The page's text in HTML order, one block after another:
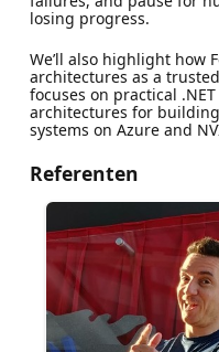
losing progress.
We’ll also highlight how
architectures as a
focuses on practical
architectures for
systems on Azure and
Referenten